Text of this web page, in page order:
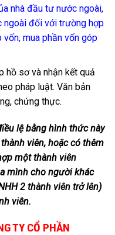
nhà đầu tư nước ngoài,
ngoài đối với trường hợp
mua phần vốn góp
hồ sơ và nhận kết quả
pháp luật. Văn bản
chứng thực.
lệ bằng hình thức này
viên, hoặc có thêm
một thành viên
mình cho người khác
2 thành viên trở lên)
viên.
TY CỔ PHẦN